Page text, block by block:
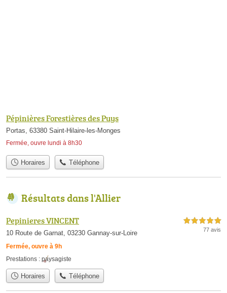
Pépinières Forestières des Puys
Portas, 63380 Saint-Hilaire-les-Monges
Fermée, ouvre lundi à 8h30
Horaires Téléphone
Résultats dans l'Allier
Pepinieres VINCENT
10 Route de Garnat, 03230 Gannay-sur-Loire
Fermée, ouvre à 9h
5,0 étoiles sur 5
77 avis
Prestations : paysagiste
Horaires Téléphone